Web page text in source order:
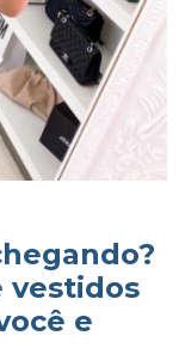
vestidos
e